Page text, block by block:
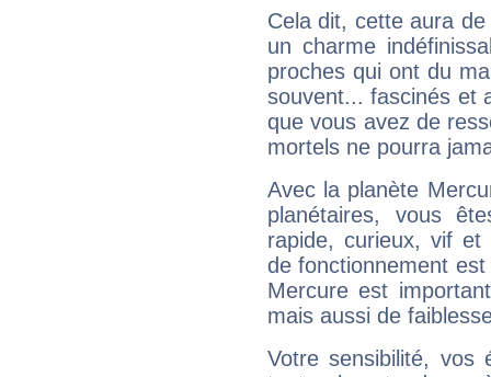
Cela dit, cette aura
un charme
proches qui ont du
souvent... fascinés et
que vous avez de
mortels ne pourra
Avec la planète
planétaires, vous
rapide, curieux, vif et
de fonctionnement
Mercure est
mais aussi de
Votre sensibilité,